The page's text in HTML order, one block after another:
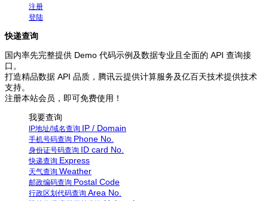
注册
登陆
快递查询
国内率先完整提供 Demo 代码示例及数据专业且全面的 API 查询接
口。
打造精品数据 API 品质，腾讯云提供计算服务及亿百天技术提供技术
支持。
注册本站会员，即可免费使用！
我要查询
IP地址/域名查询 IP / Domain
手机号码查询 Phone No.
身份证号码查询 ID card No.
快递查询 Express
天气查询 Weather
邮政编码查询 Postal Code
行政区划代码查询 Area No.